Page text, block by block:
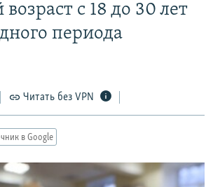
с 18 до 30 лет
периода
Читать без VPN
в Google